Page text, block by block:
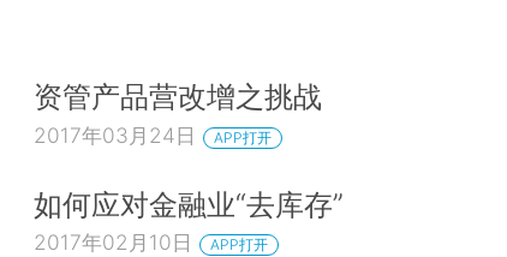
资管产品营改增之挑战
2017年03月24日 APP打开
如何应对金融业“去库存”
2017年02月10日 APP打开